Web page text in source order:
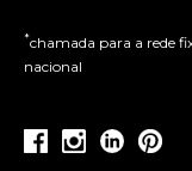
*chamada para a rede
nacional